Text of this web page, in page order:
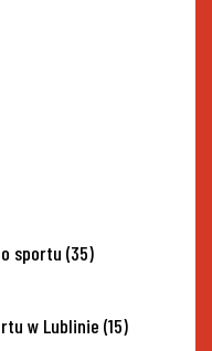
sportu (35)
w Lublinie (15)